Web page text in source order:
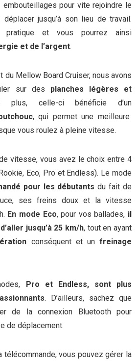
embouteillages pour vite rejoindre le
jusqu’à son lieu de travail.
pratique et vous pourrez ainsi
et de l’argent.
du Mellow Board Cruiser, nous avons
sur des planches légères et
celle-ci bénéficie d’un
, qui permet une meilleure
vous roulez à pleine vitesse.
vitesse, vous avez le choix entre 4
Eco, Pro et Endless). Le mode
pour les débutants du fait de
ses freins doux et la vitesse
En mode Eco, pour vos ballades, il
jusqu’à 25 km/h, tout en ayant
conséquent et unfreinage
Pro et Endless, sont plus
. D’ailleurs, sachez que
de la connexion Bluetooth pour
de déplacement.
télécommande, vous pouvez gérer la